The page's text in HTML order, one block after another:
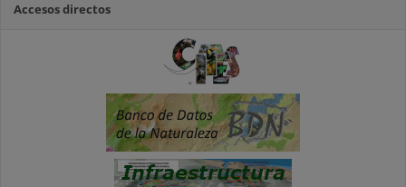
Accesos directos